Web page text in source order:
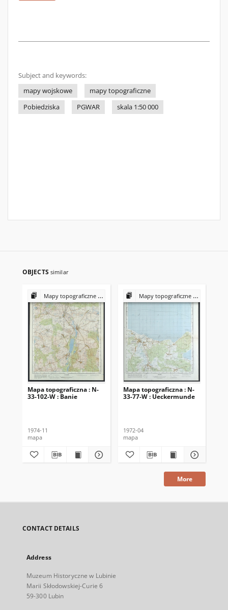
Subject and keywords:
mapy wojskowe
mapy topograficzne
Pobiedziska
PGWAR skala 1:50 000
OBJECTS similar
Mapy topograficzne obszaru Polski w skali 1:50 000
Mapa topograficzna : N-
33-102-W : Banie
1974-11
mapa
Mapy topograficzne obszaru Polski w skali 1:50 000
Mapa topograficzna : N-
33-77-W : Ueckermunde
1972-04
mapa
More
CONTACT DETAILS
Address
Muzeum Historyczne w Lubinie
Marii Skłodowskiej-Curie 6
59-300 Lubin